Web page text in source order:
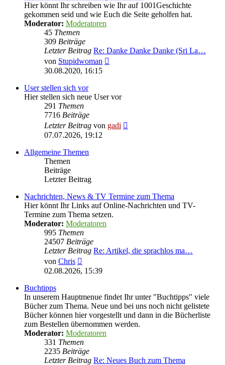
Hier könnt Ihr schreiben wie Ihr auf 1001Geschichte
gekommen seid und wie Euch die Seite geholfen hat.
Moderator: Moderatoren
45 Themen
309 Beiträge
Letzter Beitrag Re: Danke Danke Danke (Sri La…
von Stupidwoman
30.08.2020, 16:15
User stellen sich vor
Hier stellen sich neue User vor
291 Themen
7716 Beiträge
Letzter Beitrag von gadi
07.07.2026, 19:12
Allgemeine Themen
Themen
Beiträge
Letzter Beitrag
Nachrichten, News & TV Termine zum Thema
Hier könnt Ihr Links auf Online-Nachrichten und TV-
Termine zum Thema setzen.
Moderator: Moderatoren
995 Themen
24507 Beiträge
Letzter Beitrag Re: Artikel, die sprachlos ma…
von Chris
Beitrag
02.08.2026, 15:39
Buchtipps
In unserem Hauptmenue findet Ihr unter "Buchtipps" viele
Bücher zum Thema. Neue und bei uns noch nicht gelistete
Bücher können hier vorgestellt und dann in die Bücherliste
zum Bestellen übernommen werden.
Moderator: Moderatoren
331 Themen
2235 Beiträge
Letzter Beitrag Re: Neues Buch zum Thema